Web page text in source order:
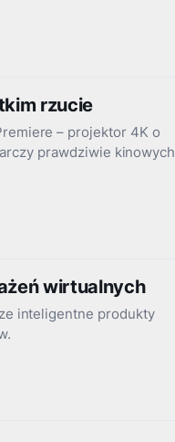
rzucie
– projektor 4K o
prawdziwie kinowych
wirtualnych
inteligentne produkty